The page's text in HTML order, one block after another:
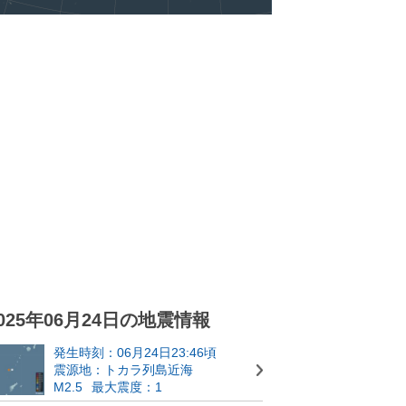
年06月24日の地震情報
発生時刻：06月24日23:46頃
震源地：トカラ列島近海
M2.5
最大震度：1